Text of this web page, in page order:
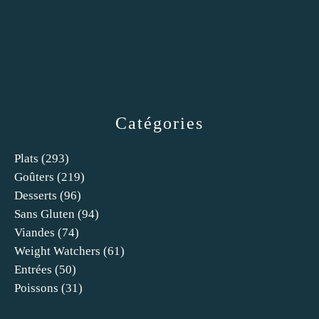
Catégories
Plats (293)
Goûters (219)
Desserts (96)
Sans Gluten (94)
Viandes (74)
Weight Watchers (61)
Entrées (50)
Poissons (31)